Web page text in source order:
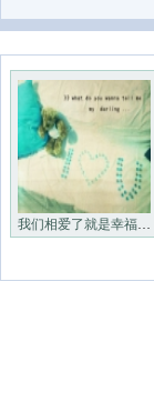
我们相爱了就是幸福_非主流图